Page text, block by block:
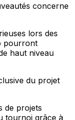
concerne
lors des
pourront
haut niveau
du projet
de projets
tournoi grâce à